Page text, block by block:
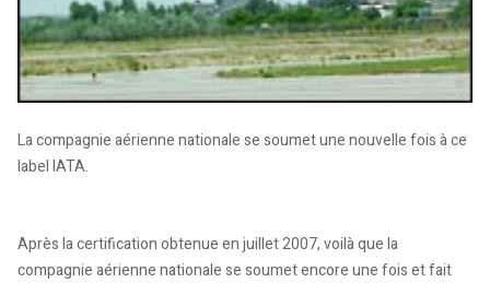
La compagnie aérienne nationale se soumet une nouvelle fois à ce
label IATA.
Après la certification obtenue en juillet 2007, voilà que la
compagnie aérienne nationale se soumet encore une fois et fait